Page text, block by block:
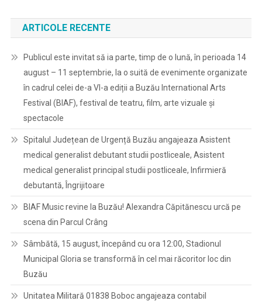
ARTICOLE RECENTE
Publicul este invitat să ia parte, timp de o lună, în perioada 14
august – 11 septembrie, la o suită de evenimente organizate
în cadrul celei de-a VI-a ediții a Buzău International Arts
Festival (BIAF), festival de teatru, film, arte vizuale și
spectacole
Spitalul Județean de Urgență Buzău angajeaza Asistent
medical generalist debutant studii postliceale, Asistent
medical generalist principal studii postliceale, Infirmieră
debutantă, Îngrijitoare
BIAF Music revine la Buzău! Alexandra Căpitănescu urcă pe
scena din Parcul Crâng
Sâmbătă, 15 august, începând cu ora 12:00, Stadionul
Municipal Gloria se transformă în cel mai răcoritor loc din
Buzău
Unitatea Militară 01838 Boboc angajeaza contabil